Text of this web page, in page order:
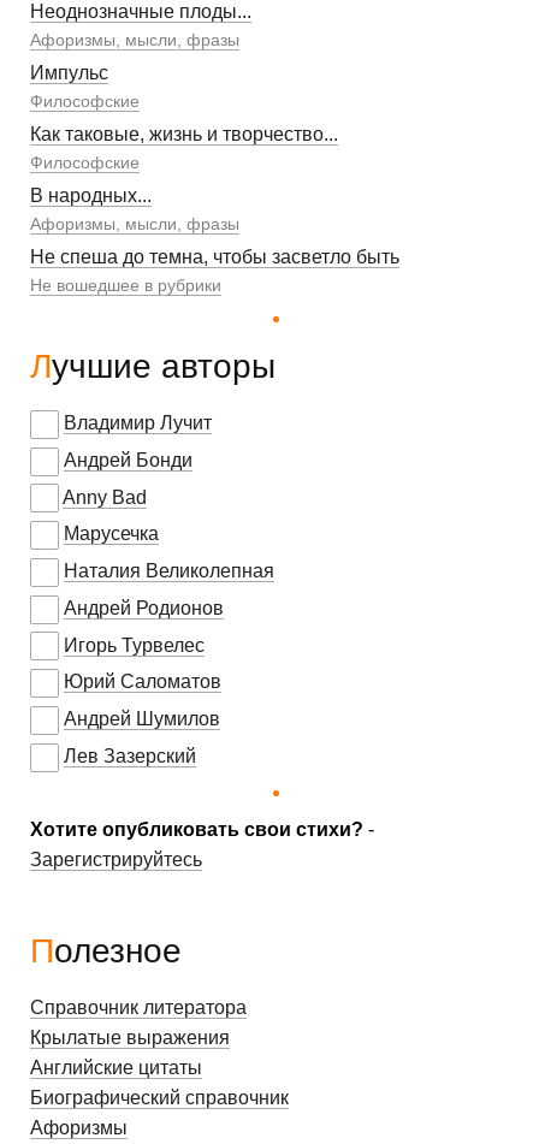
Неоднозначные плоды...
Афоризмы, мысли, фразы
Импульс
Философские
Как таковые, жизнь и творчество...
Философские
В народных...
Афоризмы, мысли, фразы
Не спеша до темна, чтобы засветло быть
Не вошедшее в рубрики
Лучшие авторы
Владимир Лучит
Андрей Бонди
Anny Bad
Марусечка
Наталия Великолепная
Андрей Родионов
Игорь Турвелес
Юрий Саломатов
Андрей Шумилов
Лев Зазерский
Хотите опубликовать свои стихи? -
Зарегистрируйтесь
Полезное
Справочник литератора
Крылатые выражения
Английские цитаты
Биографический справочник
Афоризмы